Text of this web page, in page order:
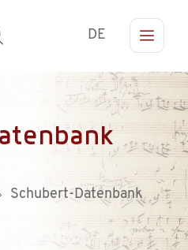
DE
Schubert-Datenbank